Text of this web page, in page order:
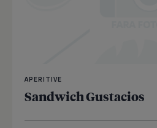
APERITIVE
Sandwich Gustacios